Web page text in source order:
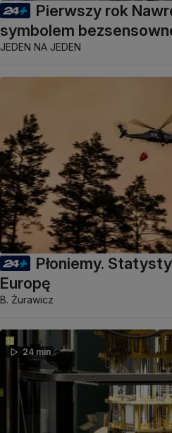
Pierwszy rok
symbolem
JEDEN NA JEDEN
Płoniemy.
Europę
B. Żurawicz
24 min